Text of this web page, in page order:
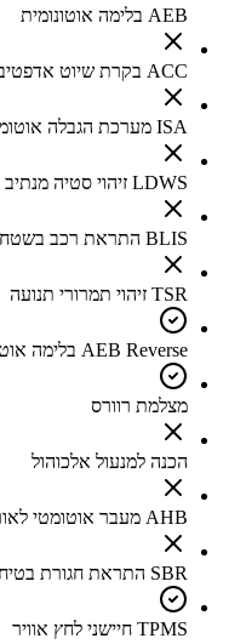
AEB בלימה אוטונומית
ACC בקרת שיוט אדפטיבית
ISA מערכת הגבלה אוטומטית למהירות הרכב
LDWS זיהוי סטיה מנתיב
BLIS התראת רכב בשטח מת
TSR זיהוי תמרורי תנועה
AEB Reverse בלימה אוטונומית בנסיעה לאחור
מצלמת רוורס
הכנה למנעול אלכוהול
AHB מעבר אוטומטי לאורות גבוהים
SBR התראת חגורת בטיחות
TPMS חיישני לחץ אוויר